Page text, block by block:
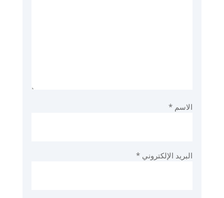
الاسم *
البريد الإلكتروني *